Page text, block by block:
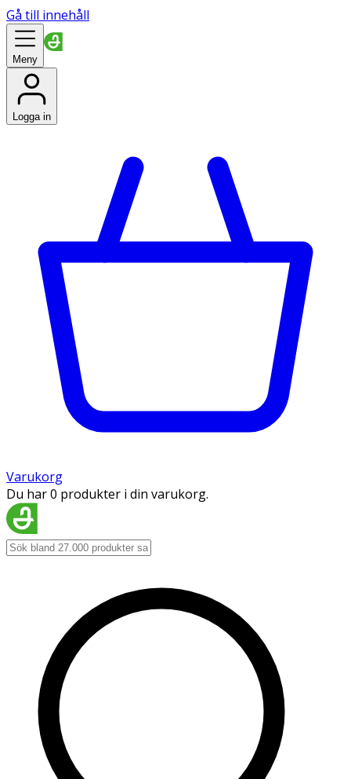
Gå till innehåll
Meny
Logga in
Varukorg
Du har 0 produkter i din varukorg.